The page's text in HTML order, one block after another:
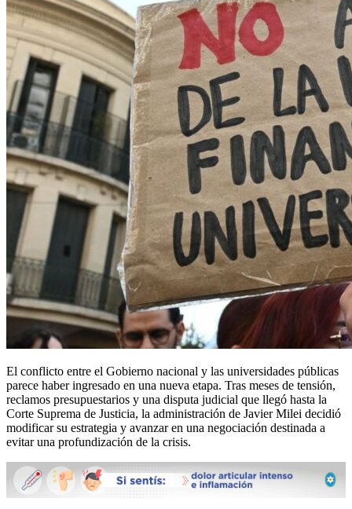
El conflicto entre el Gobierno nacional y las universidades públicas
parece haber ingresado en una nueva etapa. Tras meses de tensión,
reclamos presupuestarios y una disputa judicial que llegó hasta la
Corte Suprema de Justicia, la administración de Javier Milei decidió
modificar su estrategia y avanzar en una negociación destinada a
evitar una profundización de la crisis.